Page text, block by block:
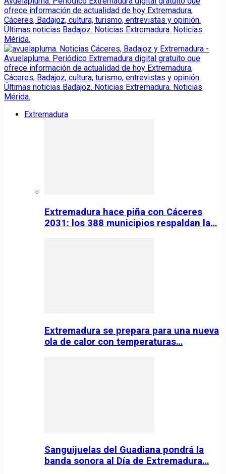
Extremadura
Extremadura hace piña con Cáceres
2031: los 388 municipios respaldan la…
Extremadura se prepara para una nueva
ola de calor con temperaturas…
Sanguijuelas del Guadiana pondrá la
banda sonora al Día de Extremadura…